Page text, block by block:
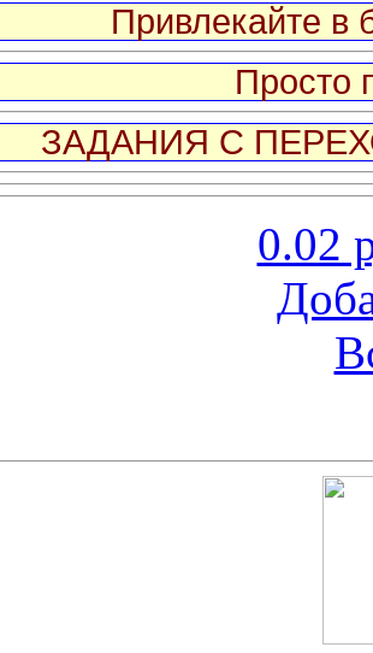
Привлекайте в
Просто
ЗАДАНИЯ С
0.02